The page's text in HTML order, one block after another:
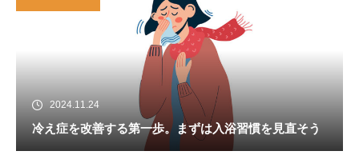
2024.11.24
冷え症を改善する第一歩。まずは入浴習慣を見直そう